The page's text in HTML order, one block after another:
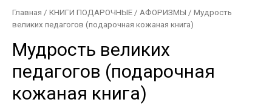
Главная / КНИГИ ПОДАРОЧНЫЕ / АФОРИЗМЫ / Мудрость
великих педагогов (подарочная кожаная книга)
Мудрость великих
педагогов (подарочная
кожаная книга)